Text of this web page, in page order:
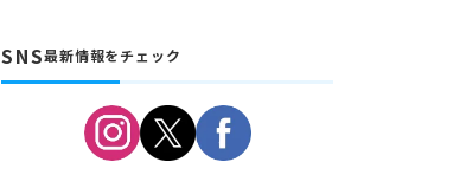
SNS最新情報をチェック